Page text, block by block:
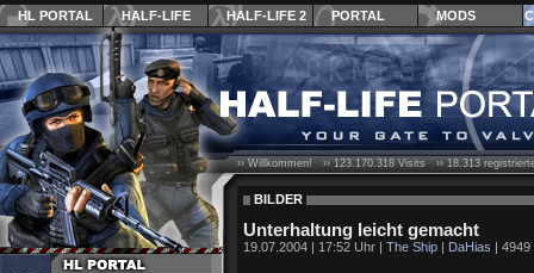
HL PORTAL HALF-LIFE HALF-LIFE 2 PORTAL MODS
›› Willkommen! ››123.170.318Visits ››18.313
BILDER
Unterhaltung leicht gemacht
19.07.2004 | 17:52 Uhr | The Ship | DaHias | 4949